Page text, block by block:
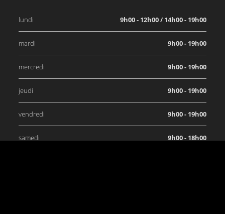
lundi 9h00 - 12h00 / 14h00 - 19h00
mardi 9h00 - 19h00
mercredi 9h00 - 19h00
jeudi 9h00 - 19h00
vendredi 9h00 - 19h00
samedi 9h00 - 18h00